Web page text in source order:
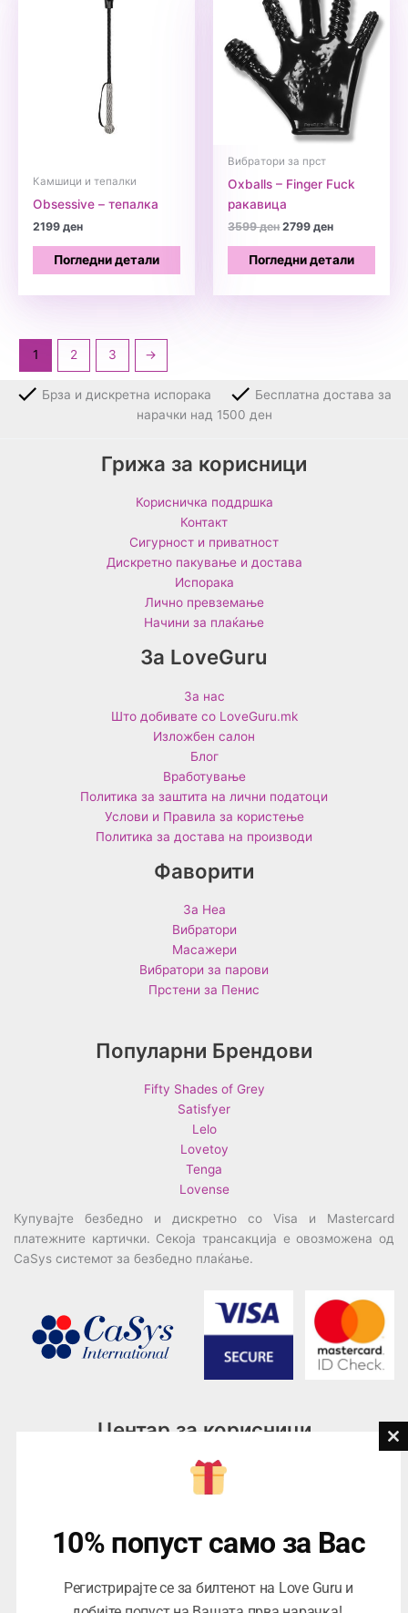
Камшици и тепалки
Obsessive – тепалка
2199ден
Погледни детали
Вибратори за прст
Oxballs – Finger Fuck
ракавица
3599денOriginal
was:
3599 ден.
2799денCurrent
is:
Погледни детали
1 2 3 →
Брза и дискретна испорака
Бесплатна достава за
нарачки над 1500 ден
Грижа за корисници
Корисничка поддршка
Контакт
Сигурност и приватност
Дискретно пакување и достава
Испорака
Лично превземање
Начини за плаќање
За LoveGuru
За нас
Што добивате со LoveGuru.mk
Изложбен салон
Блог
Вработување
Политика за заштита на лични податоци
Услови и Правила за користење
Политика за достава на производи
Фаворити
За Неа
Вибратори
Масажери
Вибратори за парови
Прстени за Пенис
Популарни Брендови
Fifty Shades of Grey
Satisfyer
Lelo
Lovetoy
Tenga
Lovense
Купувајте безбедно и дискретно со Visa и Mastercard
платежните картички. Секоја трансакција е овозможена од
CaSys системот за безбедно плаќање.
Центар за корисници
076945497; 076945498
contact@loveguru.mk
Саб – Нед: 10-18
10% попуст само за Вас
Регистрирајте се за билтенот на Love Guru и